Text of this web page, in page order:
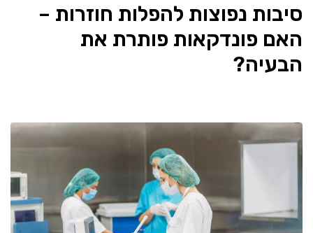
סיבות נפוצות להפלות חוזרות –
האם פונדקאות פותרת את
הבעיה?